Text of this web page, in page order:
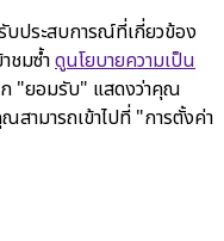
บประสบการณ์ที่เกี่ยวข้อง
ชมซ้ำดูนโยบายความเป็น
"ยอมรับ" แสดงว่าคุณ
ามารถเข้าไปที่ "การตั้งค่า